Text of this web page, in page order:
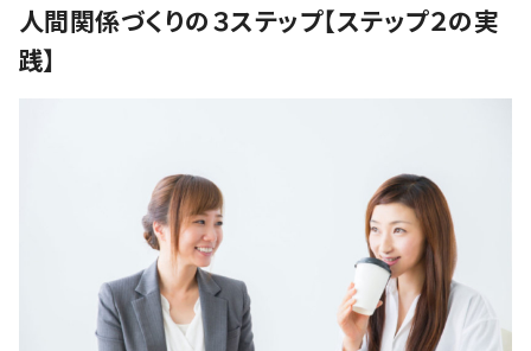
人間関係づくりの３ステップ【ステップ２の実
践】